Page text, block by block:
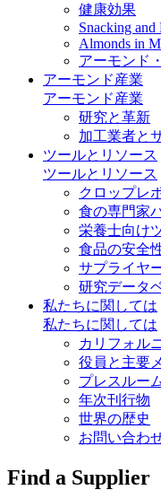
健康効果
Snacking and
Almonds in
アーモンド
アーモンド産業
アーモンド産業
研究と革新
加工業者と
ツールとリソース
ツールとリソース
クロップレ
食の専門家
栄養士向け
食品の安全
サプライヤ
研究データ
私たちに関しては
私たちに関しては
カリフォル
役員と主要
プレスルー
年次刊行物
世界の歴史
お問い合わ
Find a Supplier